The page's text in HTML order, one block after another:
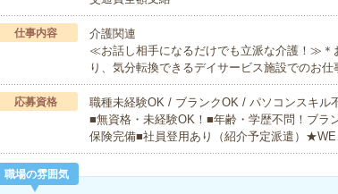
仕事内容
介護関連
≪お話し相手になるだけでも立派な介護！≫＊
り、気分転換できるデイサービス施設でのお
応募資格
職種未経験OK / ブランクOK / パソコンスキル
■無資格・未経験OK！■年齢・学歴不問！ブラ
保険完備■社員登用あり（紹介予定派遣）
職場の雰囲気